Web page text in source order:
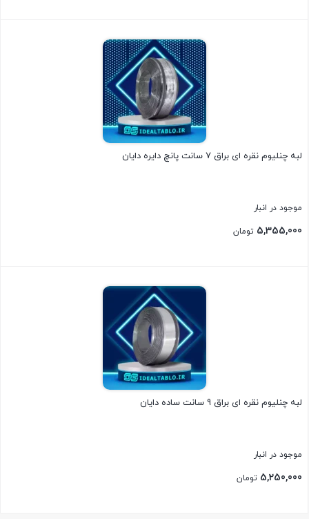
لبه چنلیوم نقره ای براق 7 سانت پانچ دایره دایان
موجود در انبار
5,355,000 تومان
لبه چنلیوم نقره ای براق 9 سانت ساده دایان
موجود در انبار
5,250,000 تومان